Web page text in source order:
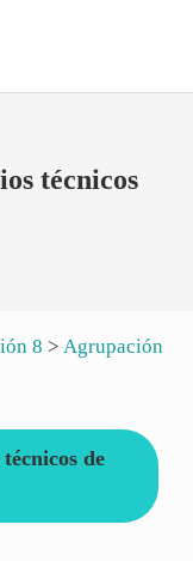
CNAE
técnicos
8 > Agrupación
de